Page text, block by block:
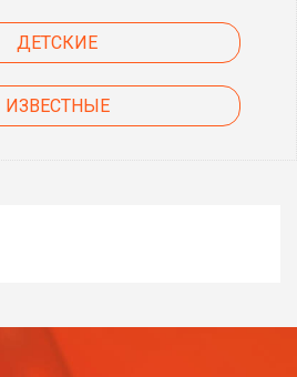
ДЕТСКИЕ
ИЗВЕСТНЫЕ